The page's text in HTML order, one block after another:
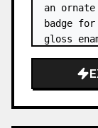
an
badge for
gloss
Canvas: